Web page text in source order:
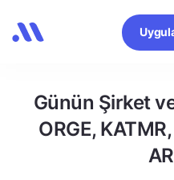
Günün Şirket
ORGE,